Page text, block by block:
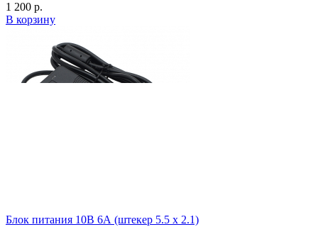
1 200 р.
В корзину
Блок питания 10В 6А (штекер 5.5 x 2.1)